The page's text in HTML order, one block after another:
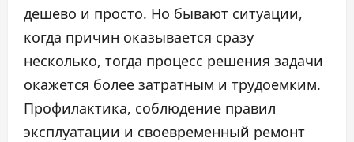
дешево и просто. Но бывают ситуации,
когда причин оказывается сразу
несколько, тогда процесс решения задачи
окажется более затратным и трудоемким.
Профилактика, соблюдение правил
эксплуатации и своевременный ремонт